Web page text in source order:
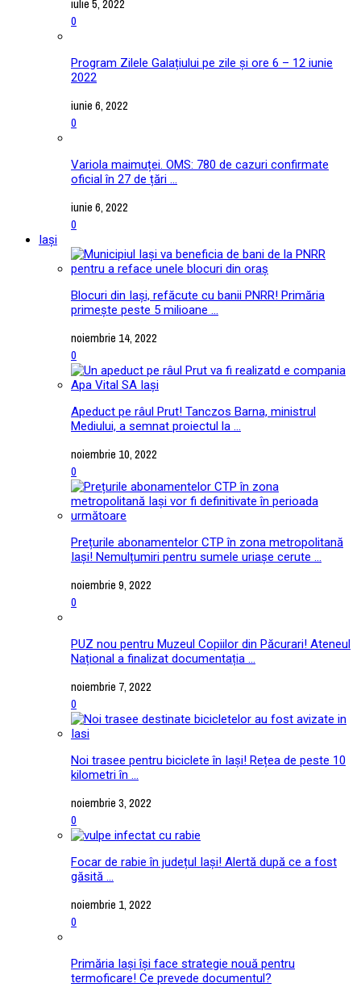
0
Program Zilele Galațiului pe zile și ore 6 – 12 iunie
2022
iunie 6, 2022
0
Variola maimuței. OMS: 780 de cazuri confirmate
oficial în 27 de țări ...
iunie 6, 2022
0
Iași
Blocuri din Iași, refăcute cu banii PNRR! Primăria
primește peste 5 milioane ...
noiembrie 14, 2022
0
Apeduct pe râul Prut! Tanczos Barna, ministrul
Mediului, a semnat proiectul la ...
noiembrie 10, 2022
0
Prețurile abonamentelor CTP în zona metropolitană
Iași! Nemulțumiri pentru sumele uriașe cerute ...
noiembrie 9, 2022
0
PUZ nou pentru Muzeul Copiilor din Păcurari! Ateneul
Național a finalizat documentația ...
noiembrie 7, 2022
0
Noi trasee pentru biciclete în Iași! Rețea de peste 10
kilometri în ...
noiembrie 3, 2022
0
Focar de rabie în județul Iași! Alertă după ce a fost
găsită ...
noiembrie 1, 2022
0
Primăria Iași își face strategie nouă pentru
termoficare! Ce prevede documentul?